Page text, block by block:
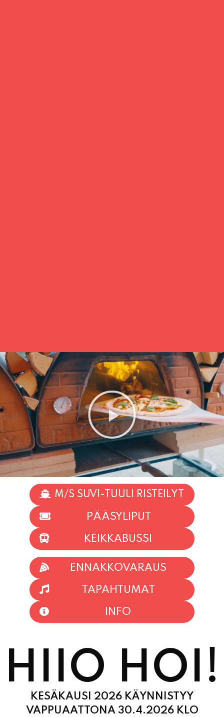
M/S SUVI-TUULI RISTEILYT
PÄÄSYLIPUT
KEIKKABUSSI
ENNAKKOVARAUS
TAPAHTUMAT
INFO
HIIO HOI!
KESÄKAUSI 2026 KÄYNNISTYY
VAPPUAATTONA 30.4.2026 KLO